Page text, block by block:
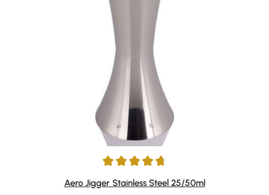
Durchschnittliche Bewertung von 4.67 von 5 Sternen
Aero Jigger Stainless Steel 25/50ml